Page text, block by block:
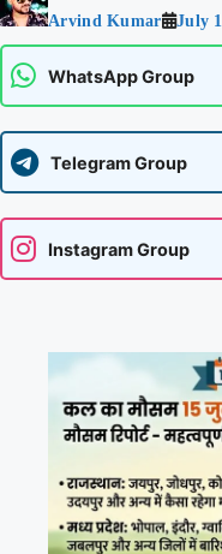
Arvind Kumar July
WhatsApp Group
Telegram Group
Instagram Group